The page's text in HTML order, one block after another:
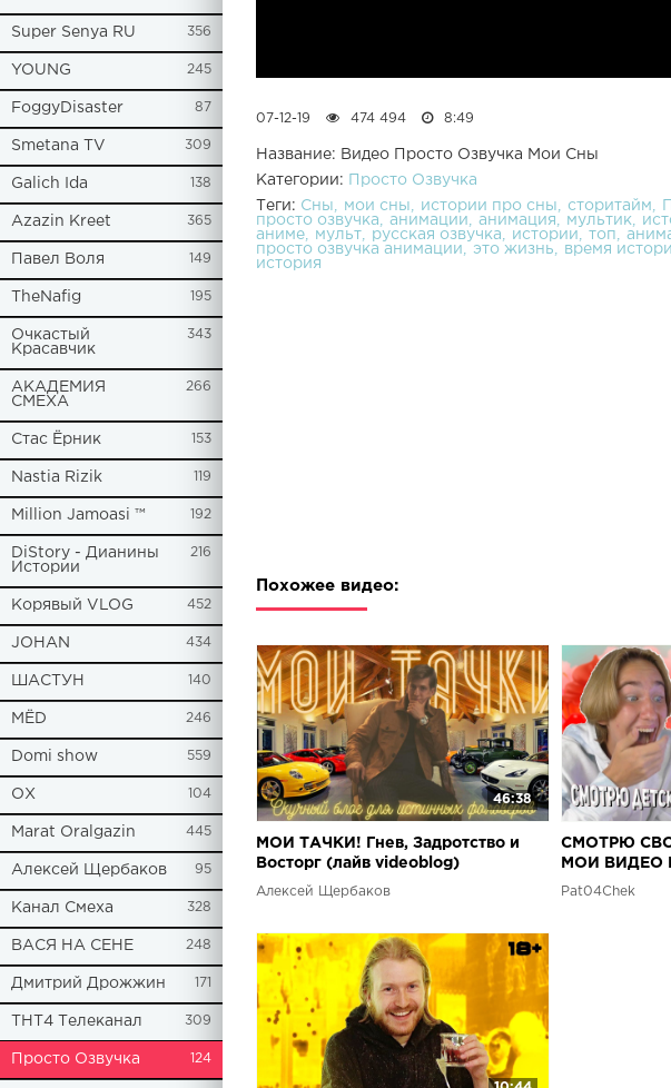
Super Senya RU 356
YOUNG 245
FoggyDisaster 87
Smetana TV 309
Galich Ida 138
Azazin Kreet 365
Павел Воля 149
TheNafig 195
Очкастый
Красавчик
343
АКАДЕМИЯ
СМЕХА
266
Стас Ёрник 153
Nastia Rizik 119
Million Jamoasi ™ 192
DiStory - Дианины
Истории
216
Корявый VLOG 452
JOHAN 434
ШАСТУН 140
МЁD 246
Domi show 559
ОХ 104
Marat Oralgazin 445
Алексей Щербаков 95
Канал Смеха 328
ВАСЯ НА СЕНЕ 248
Дмитрий Дрожжин 171
ТНТ4 Телеканал 309
Просто Озвучка 124
07-12-19 474 494 8:49
Название: Видео Просто Озвучка Мои Сны
Категории:
Просто Озвучка
Теги: Сны мои сны истории про сны сторитайм
просто озвучка
анимации анимация мультик
аниме
мульт русская озвучка истории топ
просто озвучка анимации
это жизнь время
история
Похожее видео:
46:38
МОИ ТАЧКИ! Гнев, Задротство и
Восторг (лайв videoblog)
Алексей Щербаков
СМОТРЮ
МОИ ВИДЕО
Pat04Chek